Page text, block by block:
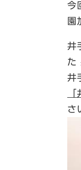
今
園
井
た
井
さ